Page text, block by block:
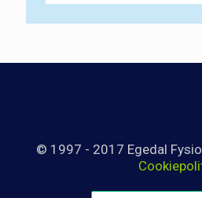
© 1997 - 2017 Egedal